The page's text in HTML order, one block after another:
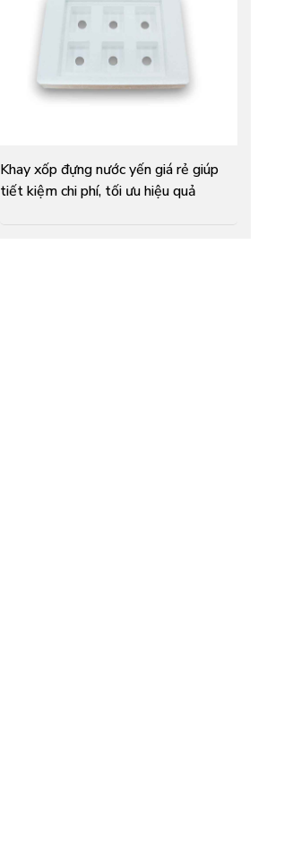
Khay xốp đựng nước yến giá rẻ giúp
tiết kiệm chi phí, tối ưu hiệu quả